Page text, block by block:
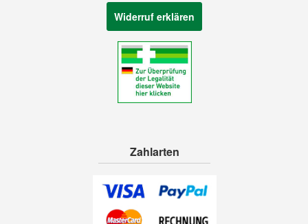
Widerruf erklären
Zahlarten